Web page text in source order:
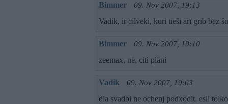
Bimmer 09. Nov 2007, 19:13
Vadik, ir cilvēki, kuri tieši arī grib bez
Bimmer 09. Nov 2007, 19:10
zeemax, nē, citi plāni
Vadik 09. Nov 2007, 19:03
dla svadbi ne ochenj podxodit. esli